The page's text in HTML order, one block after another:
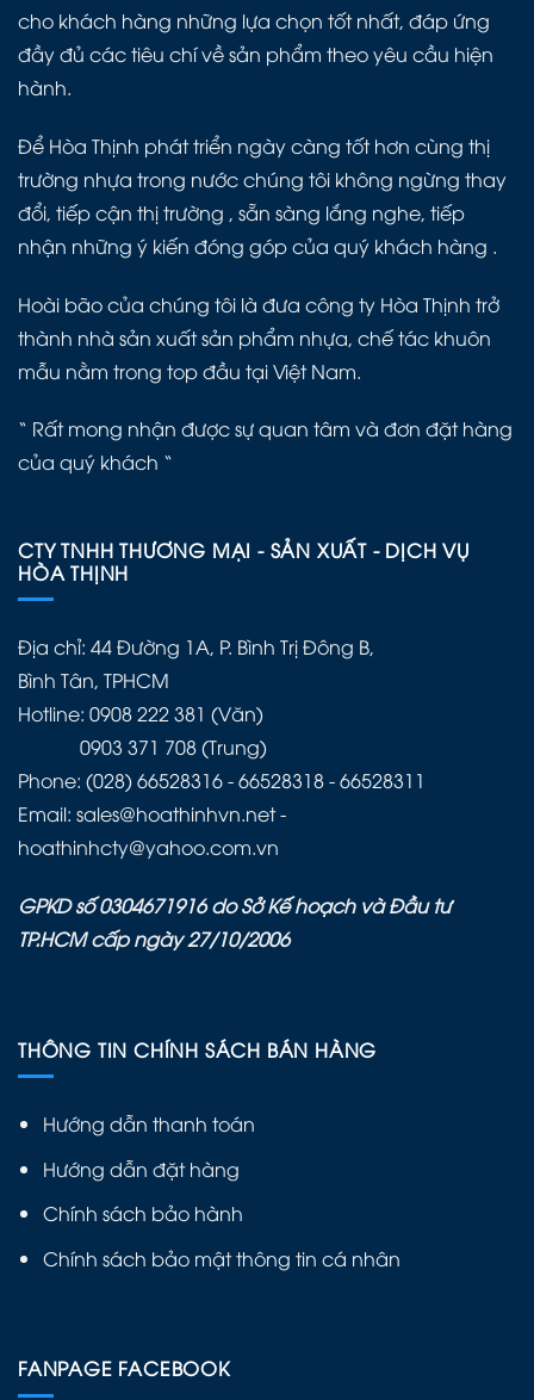
cho khách hàng những lựa chọn tốt nhất, đáp ứng
đầy đủ các tiêu chí về sản phẩm theo yêu cầu hiện
hành.
Để Hòa Thịnh phát triển ngày càng tốt hơn cùng thị
trường nhựa trong nước chúng tôi không ngừng thay
đổi, tiếp cận thị trường , sẵn sàng lắng nghe, tiếp
nhận những ý kiến đóng góp của quý khách hàng .
Hoài bão của chúng tôi là đưa công ty Hòa Thịnh trở
thành nhà sản xuất sản phẩm nhựa, chế tác khuôn
mẫu nằm trong top đầu tại Việt Nam.
“ Rất mong nhận được sự quan tâm và đơn đặt hàng
của quý khách “
CTY TNHH THƯƠNG MẠI - SẢN XUẤT - DỊCH VỤ
HÒA THỊNH
Địa chỉ: 44 Đường 1A, P. Bình Trị Đông B,
Bình Tân, TPHCM
Hotline: 0908 222 381 (Văn)
0903 371 708 (Trung)
Phone: (028) 66528316 - 66528318 - 66528311
Email: sales@hoathinhvn.net -
hoathinhcty@yahoo.com.vn
GPKD số 0304671916 do Sở Kế hoạch và Đầu tư
TP.HCM cấp ngày 27/10/2006
THÔNG TIN CHÍNH SÁCH BÁN HÀNG
Hướng dẫn thanh toán
Hướng dẫn đặt hàng
Chính sách bảo hành
Chính sách bảo mật thông tin cá nhân
FANPAGE FACEBOOK